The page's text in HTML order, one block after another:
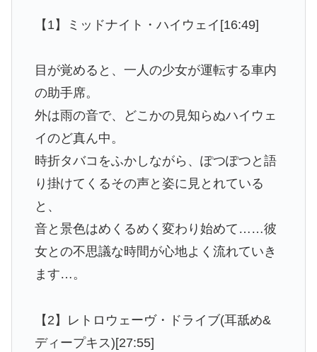
【1】ミッドナイト・ハイウェイ[16:49]
目が覚めると、一人の少女が運転する車内
の助手席。
外は雨の音で、どこかの見知らぬハイウェ
イのど真ん中。
時折タバコをふかしながら、ぽつぽつと語
り掛けてくるその声と姿に見とれている
と、
音と景色はめくるめく変わり始めて……彼
女との不思議な時間が心地よく流れていき
ます…。
【2】レトロウェーヴ・ドライブ(耳舐め&
ディープキス)[27:55]